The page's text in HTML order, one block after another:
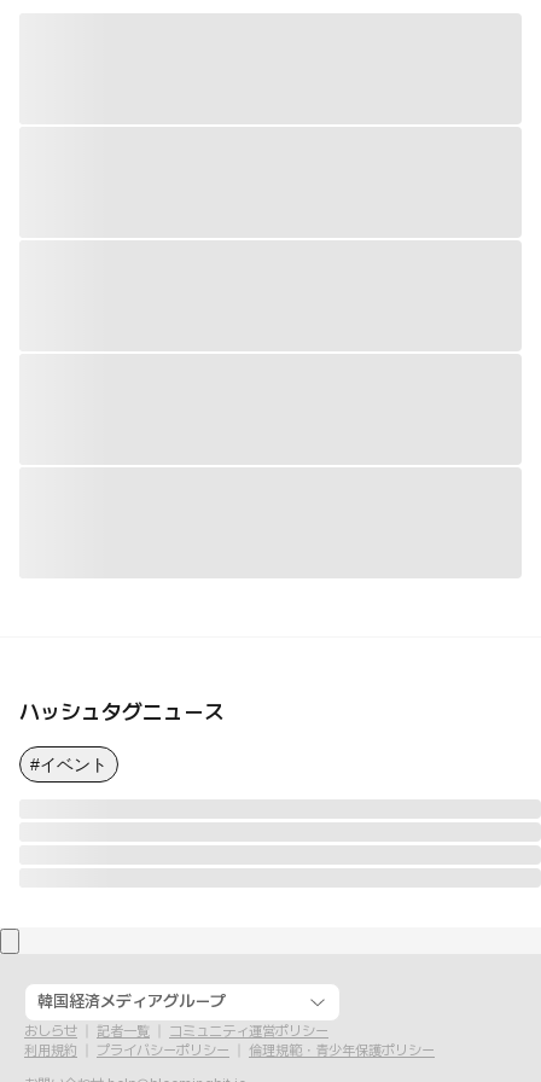
ハッシュタグニュース
#イベント
韓国経済メディアグループ
おしらせ 記者一覧
コミュニティ運営ポリシー
利用規約
プライバシーポリシー
倫理規範・青少年保護ポリシー